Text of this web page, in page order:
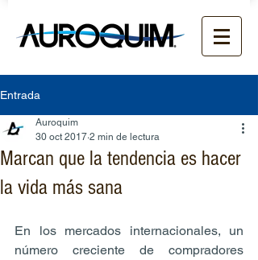
Entrada
Marcan que la tendencia es hacer
la vida más sana
Auroquim
30 oct 2017 2 min de lectura
En los mercados internacionales, un
número creciente de compradores